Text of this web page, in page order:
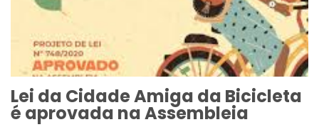
Lei da Cidade Amiga da Bicicleta
é aprovada na Assembleia